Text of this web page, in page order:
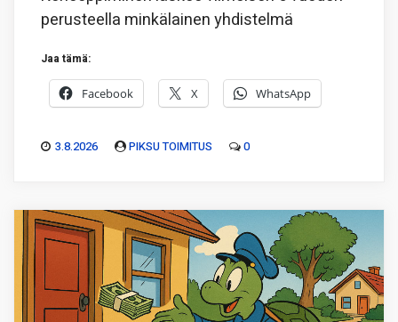
perusteella minkälainen yhdistelmä
Jaa tämä:
Facebook X WhatsApp
3.8.2026 PIKSU TOIMITUS 0